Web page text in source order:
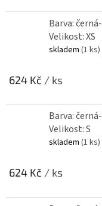
Barva:
Velikost: XS
skladem (1 ks)
624 Kč / ks
Barva:
Velikost: S
skladem (1 ks)
624 Kč / ks